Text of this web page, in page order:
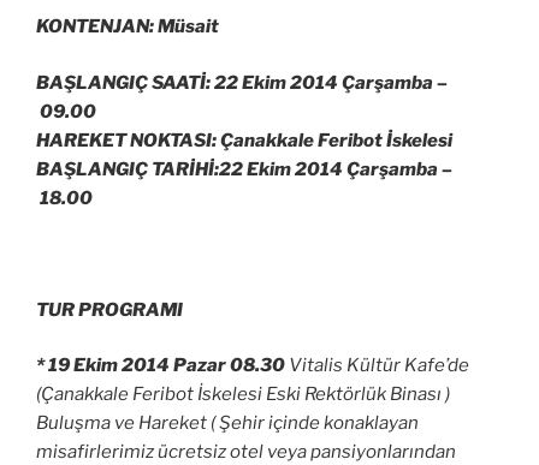
KONTENJAN: Müsait
BAŞLANGIÇ SAATİ: 22 Ekim 2014 Çarşamba –
09.00
HAREKET NOKTASI: Çanakkale Feribot İskelesi
BAŞLANGIÇ TARİHİ:22 Ekim 2014 Çarşamba –
18.00
TUR PROGRAMI
* 19 Ekim 2014 Pazar 08.30 Vitalis Kültür Kafe’de
(Çanakkale Feribot İskelesi Eski Rektörlük Binası )
Buluşma ve Hareket ( Şehir içinde konaklayan
misafirlerimiz ücretsiz otel veya pansiyonlarından